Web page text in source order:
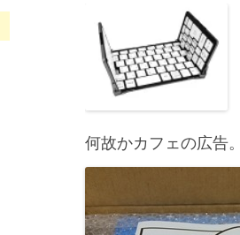
何故かカフェの広告。